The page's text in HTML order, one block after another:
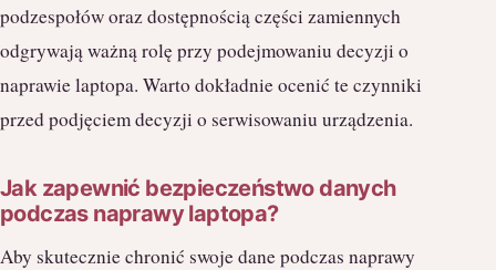
podzespołów oraz dostępnością części zamiennych
odgrywają ważną rolę przy podejmowaniu decyzji o
naprawie laptopa. Warto dokładnie ocenić te czynniki
przed podjęciem decyzji o serwisowaniu urządzenia.
Jak zapewnić bezpieczeństwo danych
podczas naprawy laptopa?
Aby skutecznie chronić swoje dane podczas naprawy